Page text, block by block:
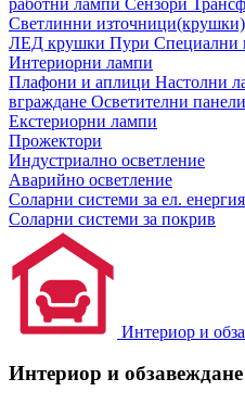
Светлинни източници(крушки)
ЛЕД крушки Пури Специални
Интериорни лампи
Плафони и аплици Настолни
вграждане Осветителни панели
Екстериорни лампи
Прожектори
Индустриално осветление
Аварийно осветление
Соларни системи за ел. енергия
Соларни системи за покрив
Интериор и
Интериор и обзавеждане